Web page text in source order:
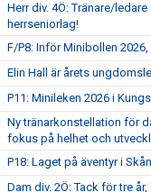
Herr div. 4Ö: Tränare/
herrseniorlag!
F/P8: Inför Minibollen 2026,
Elin Hall är årets
P11: Minileken 2026 i
Ny tränarkonstellation för
fokus på helhet och
P18: Laget på äventyr i
Dam div. 2Ö: Tack för tre